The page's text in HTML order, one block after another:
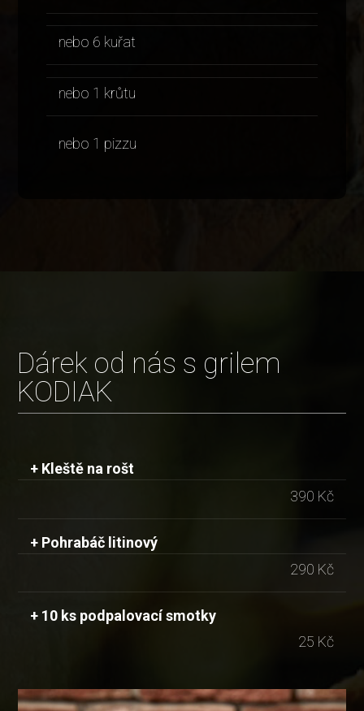
nebo 6 kuřat
nebo 1 krůtu
nebo 1 pizzu
Dárek od nás s grilem
KODIAK
+ Kleště na rošt
390 Kč
+ Pohrabáč litinový
290 Kč
+ 10 ks podpalovací smotky
25 Kč